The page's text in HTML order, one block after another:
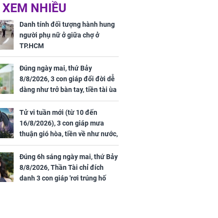
theo "lô",
biệt thự
"nốt nhạc"
được Kim Ưng ưu ái,
đãi ngộ đặc biệt gây
chú ý
đối tượng
ở
NHIỀU
Danh tính đối tượng hành hung
người phụ nữ ở giữa chợ ở
TP.HCM
Đúng ngày mai, thứ Bảy
8/8/2026, 3 con giáp đổi đời dễ
dàng như trở bàn tay, tiền tài ùa
tới, ngồi không lộc cũng đến,
phú quý theo tới già
Tử vi tuần mới (từ 10 đến
16/8/2026), 3 con giáp mưa
thuận gió hòa, tiền về như nước,
bạc vàng dư dả, Phú Quý Vinh
Hoa, vận trình khai sáng
Đúng 6h sáng ngày mai, thứ Bảy
8/8/2026, Thần Tài chỉ đích
danh 3 con giáp 'rơi trúng hố